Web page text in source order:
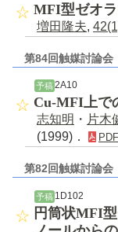
MFI型ゼオ
増田隆夫,
第84回触媒討論会
予稿 2A10
Cu-MFI上で
志知明 ・ 片木
(1999)．
PDF
第82回触媒討論会
予稿 1D102
円筒状MFI